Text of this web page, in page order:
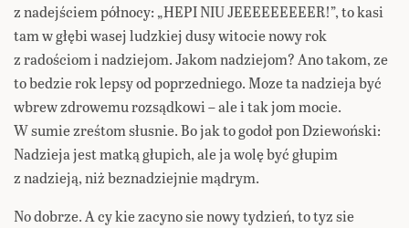
z nadejściem północy: „HEPI NIU JEEEEEEEEER!”, to kasi
tam w głębi wasej ludzkiej dusy witocie nowy rok
z radościom i nadziejom. Jakom nadziejom? Ano takom, ze
to bedzie rok lepsy od poprzedniego. Moze ta nadzieja być
wbrew zdrowemu rozsądkowi – ale i tak jom mocie.
W sumie zreśtom słusnie. Bo jak to godoł pon Dziewoński:
Nadzieja jest matką głupich, ale ja wolę być głupim
z nadzieją, niż beznadziejnie mądrym.
No dobrze. A cy kie zacyno sie nowy tydzień, to tyz sie